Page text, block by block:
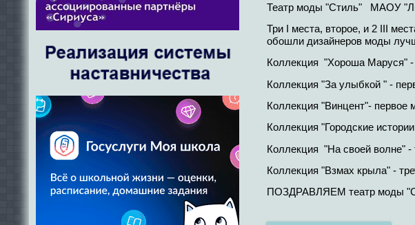
Театр моды "Стиль" МАОУ
Три I места, второе, и 2 III
обошли дизайнеров моды
Коллекция "Хороша Маруся" -
Коллекция "За улыбкой " -
Коллекция "Винцент"- первое
Коллекция "Городские
Коллекция "На своей волне" -
Коллекция "Взмах крыла" -
ПОЗДРАВЛЯЕМ театр моды